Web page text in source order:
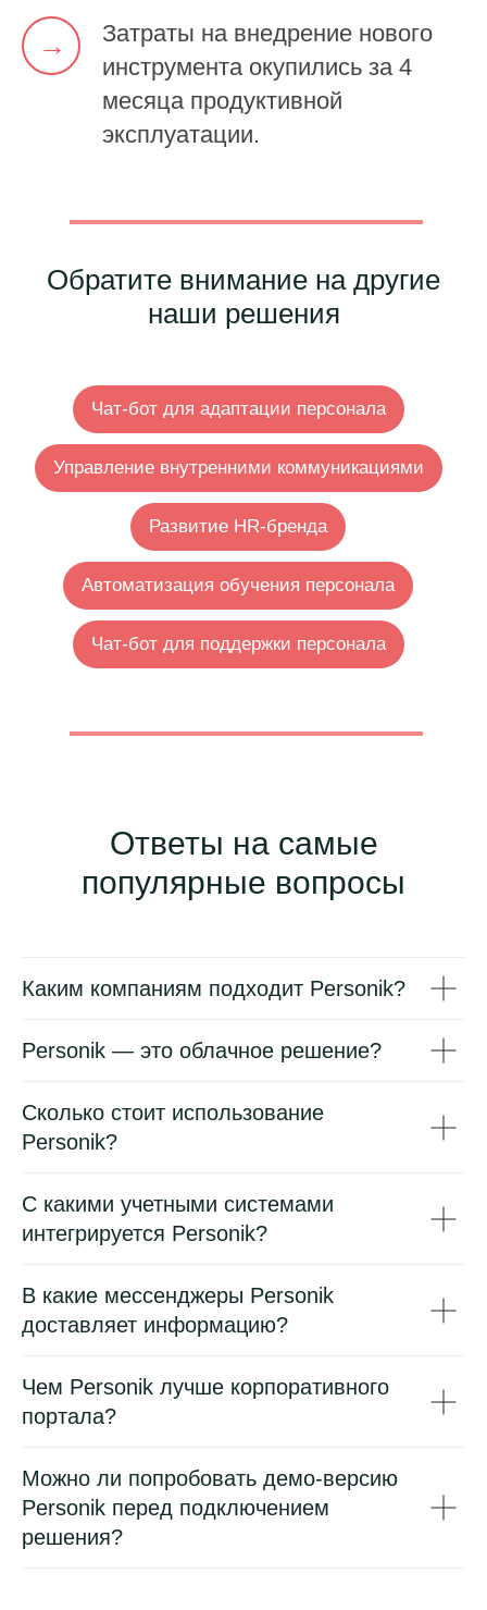
→
Затраты на внедрение нового
инструмента окупились за 4
месяца продуктивной
эксплуатации.
Обратите внимание на другие
наши решения
Чат-бот для адаптации персонала
Управление внутренними коммуникациями
Развитие HR-бренда
Автоматизация обучения персонала
Чат-бот для поддержки персонала
Ответы на самые
популярные вопросы
Каким компаниям подходит Personik?
Personik — это облачное решение?
Сколько стоит использование
Personik?
С какими учетными системами
интегрируется Personik?
В какие мессенджеры Personik
доставляет информацию?
Чем Personik лучше корпоративного
портала?
Можно ли попробовать демо-версию
Personik перед подключением
решения?
Данные сотрудников
в безопасности
В облаке или on-premise
Я соглашаюсь с Политикой
конфиденциальности
Отправить заявку
A если вы не любите заполнять
на почту
hello@personik.ai
Инфраструктура
в России
Меняем работу с линейным персоналом